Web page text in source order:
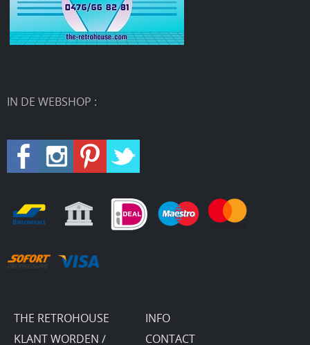
IN DE WEBSHOP :
THE RETROHOUSE
INFO
KLANT WORDEN /
CONTACT